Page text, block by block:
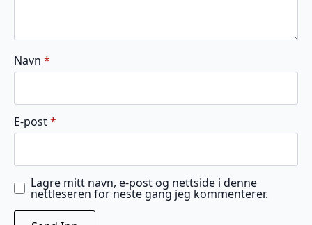
Navn *
E-post*
Lagre mitt navn, e-post og nettside i denne
nettleseren for neste gang jeg kommenterer.